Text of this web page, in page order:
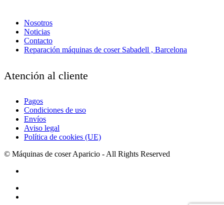
Nosotros
Noticias
Contacto
Reparación máquinas de coser Sabadell , Barcelona
Atención al cliente
Pagos
Condiciones de uso
Envíos
Aviso legal
Política de cookies (UE)
© Máquinas de coser Aparicio - All Rights Reserved